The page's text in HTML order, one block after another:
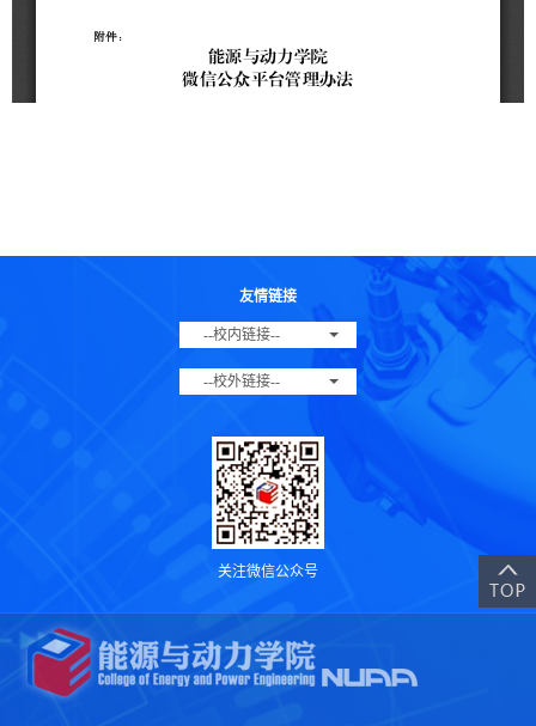
友情链接
--校内链接--
--校外链接--
关注微信公众号